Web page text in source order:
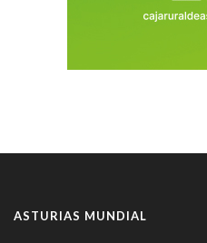
ASTURIAS MUNDIAL